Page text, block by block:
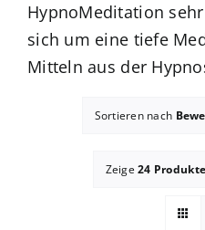
HypnoMeditation
sich um eine tiefe
Mitteln aus der
Sortieren nach
Zeige24 Produkte